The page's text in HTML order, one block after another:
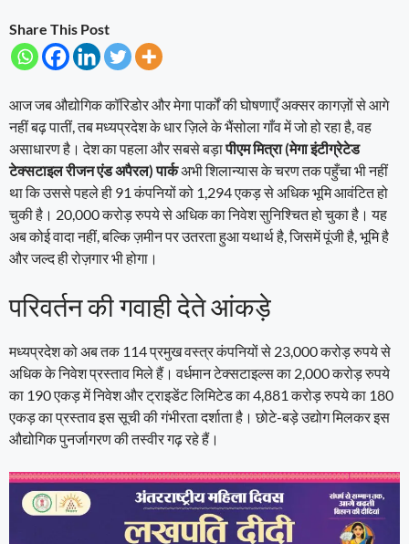
Share This Post
आज जब औद्योगिक कॉरिडोर और मेगा पार्कों की घोषणाएँ अक्सर कागज़ों से आगे
नहीं बढ़ पातीं, तब मध्यप्रदेश के धार ज़िले के भैंसोला गाँव में जो हो रहा है, वह
असाधारण है। देश का पहला और सबसे बड़ापीएम मित्रा (मेगा इंटीग्रेटेड
टेक्सटाइल रीजन एंड अपैरल) पार्कअभी शिलान्यास के चरण तक पहुँचा भी नहीं
था कि उससे पहले ही 91 कंपनियों को 1,294 एकड़ से अधिक भूमि आवंटित हो
चुकी है। 20,000 करोड़ रुपये से अधिक का निवेश सुनिश्चित हो चुका है। यह
अब कोई वादा नहीं, बल्कि ज़मीन पर उतरता हुआ यथार्थ है, जिसमें पूंजी है, भूमि है
और जल्द ही रोज़गार भी होगा।
परिवर्तन की गवाही देते आंकड़े
मध्यप्रदेश को अब तक 114 प्रमुख वस्त्र कंपनियों से 23,000 करोड़ रुपये से
अधिक के निवेश प्रस्ताव मिले हैं। वर्धमान टेक्सटाइल्स का 2,000 करोड़ रुपये
का 190 एकड़ में निवेश और ट्राइडेंट लिमिटेड का 4,881 करोड़ रुपये का 180
एकड़ का प्रस्ताव इस सूची की गंभीरता दर्शाता है। छोटे-बड़े उद्योग मिलकर इस
औद्योगिक पुनर्जागरण की तस्वीर गढ़ रहे हैं।